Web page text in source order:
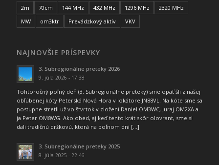
2m 70cm 144 MHz 432 MHz 1296 MHz
2320 MHz
MW
om3ktr Prevádzkový aktív VKV
NAJNOVŠIE PRÍSPEVKY
3. Subregionálne preteky 2026
9. júla 2026 - 17:38
Tohtoročný poľný deň (3. Subregionálne preteky) sme opäť šli z našej
obľúbenej kóty Peterská Nová Hora v lokátore JN88VL. Na kóte sme sa
postupne stretli už vo štvrtok v zložení Daniel OM3WC, Juraj OM2XA a
ja Peter OM8WG. Ako obed, aj keď tento krát skôr olovrant, sme si
dali tradičnú držkovú, ktorá na poľnom dni […]
3. Subregionálne preteky 2025
8. júla 2025 - 22:46